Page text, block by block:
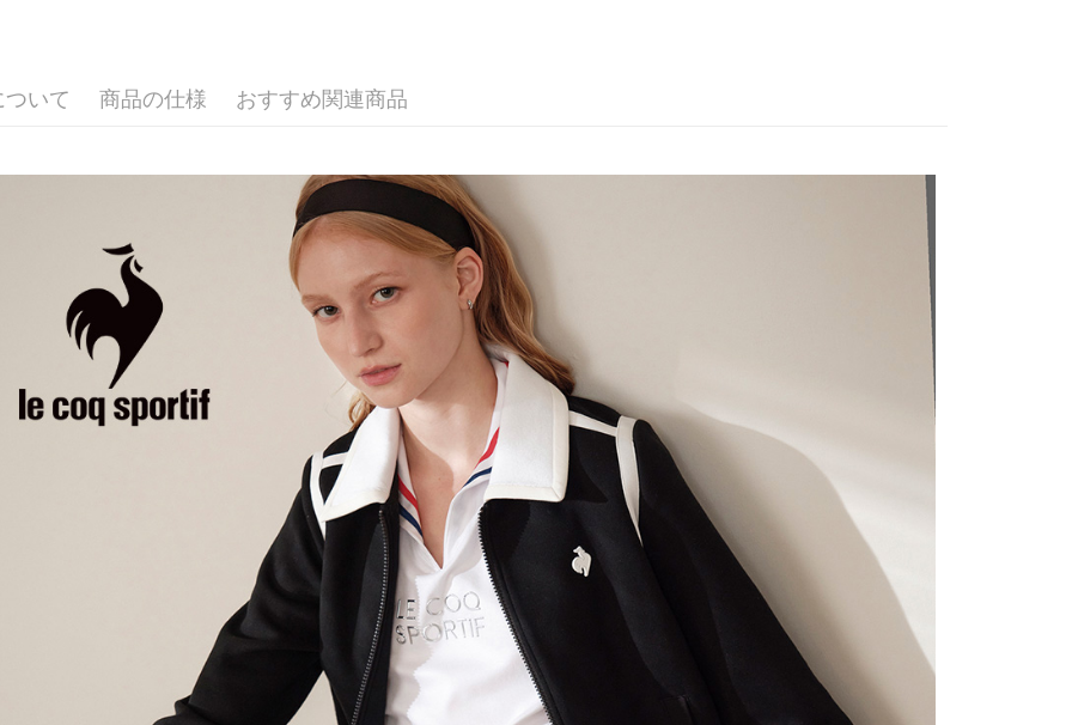
【支払い方法の説明】
1. 分割払いの金額は電信請求書に統合されず、「OP Pay Later」は毎月
の締め日後に支払いリマインダーのSMSを送信します。
2. SMSのリンクを通じて請求書を開いた後、「コンビニバーコード／台
湾大直営店舗／銀行振込／街口支払い／iPASS MONEY」などのチャネル
で支払いを選択できます。
【注意事項】
1. 本サービスは「台湾大哥大株式会社」（以下「当社」といいます）に
よって提供され、ユーザーが取引時に本サービスを通じて商品やサービ
スを購入できるようにし、店舗が売買／分割払い売買の債権を当社に譲
渡した後、契約に基づいて当社の請求書で帳款を支払うことになりま
す。
2. 「OP Pay Later」を利用する契約関係の目的から、店舗はあなたの個
人情報（名前、電話または住所を含む）を台湾大哥大に提供し、収集、
処理および利用するために、当社があなた本人と分割請求書に必要な情
報の確認、照合および修正を行います。
3. 完全なユーザーサービス規約については、以下のリンクを参照してく
ださい：
代金納付期限は最短で 14 日以内ですので、ご注意ください。AFTEE ア
プリをダウンロードして AFTEE 会員になるとお支払い期限を最長 45 日
以内まで延長できます。
お支払期限は、ショップが請求した期日と、AFTEEで延長できる日数を
もとに計算されます。AFTEEで注文すると、商品を受け取るまで支払い
期限を延長できますが、商品を期限内に受け取れない場合があります
（例：予約商品や商品到着日が比較的遅い商品）。そのため、商品到着
の有無に関わらず、AFTEEで指定された期限内にお支払いください。
二、支払い限度額
1.初回 AFTEEを ご利用の際に、認証結果及び当社の審査の結果に基づ
き、限度額が設定されます。
2.決済金額は最低NT$20です。
3.現在、台湾の会員のみご利用いただけます。
三、利用規約「AFTEE代金後払い」（以下当サービスという）はネット
プロテクションズ（以下 AFTEE という）が提供し、AFTEEが代金を徴収
します。当サービスご利用の際に提供しなければならない個人情報（注
文者の氏名、電話番号、受取人の氏名、電話番号、受取人住所を含むが
これに限らない）は、AFTEEに渡され当サービスで必要な範囲内で利用
されます。AFTEEの個人情報の収集、処理、利用について、詳細は
AFTEE公式ホームページの『個人情報の収集、処理及び利用に関する声
明』をご参照ください（
https://aftee.tw/privacypolicy/ ）。
送料無料
萊爾富取貨付款
送料無料
付款後萊爾富取貨
送料無料
7-11取貨付款
送料無料
付款後7-11取貨
送料無料
宅配
送料無料
離島宅配
送料無料
🌸2026 春夏新品
いて 商品の仕様 おすすめ関連商品